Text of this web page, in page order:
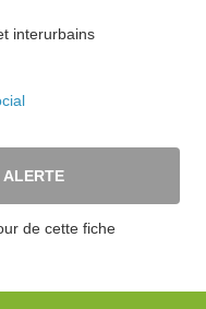
interurbains
ALERTE
de cette fiche